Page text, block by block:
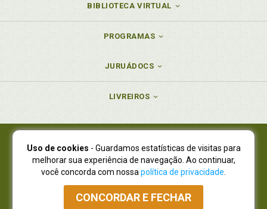
BIBLIOTECA VIRTUAL
PROGRAMAS
JURUÁDOCS
LIVREIROS
Juruá Editora Ltda., CNPJ 77.535.508/0001-19
Juruá Informática Ltda., CNPJ 01.701.561/0001-80
NOVO ENDEREÇO:R. Flávio Dallegrave, 7665, São Lourenço |
Curitiba - Paraná - CEP 82210-310
Atendimento: (41) 4009-3900|Vendas Atacado: (41) 4009-3939
Uso de cookies - Guardamos estatísticas de visitas para
melhorar sua experiência de navegação. Ao continuar,
você concorda com nossa política de privacidade
CONCORDAR E FECHAR